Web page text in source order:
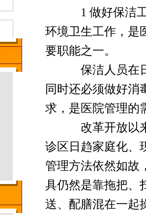
1 做好保洁工作
环境卫生工作，是
要职能之一。
保洁人员在日
同时还必须做好消
求，是医院管理的
改革开放以来
诊区日趋家庭化、
管理方法依然如故
具仍然是靠拖把、
送、配膳混在一起